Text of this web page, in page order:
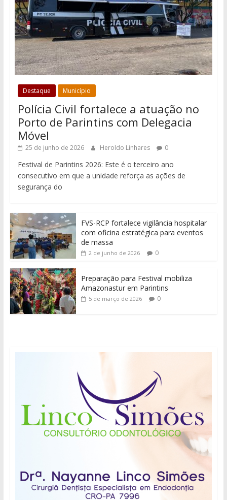
Destaque Município
Polícia Civil fortalece a atuação no
Porto de Parintins com Delegacia
Móvel
25 de junho de 2026 Heroldo Linhares 0
Festival de Parintins 2026: Este é o terceiro ano
consecutivo em que a unidade reforça as ações de
segurança do
FVS-RCP fortalece vigilância hospitalar
com oficina estratégica para eventos
de massa
2 de junho de 2026 0
Preparação para Festival mobiliza
Amazonastur em Parintins
5 de março de 2026 0